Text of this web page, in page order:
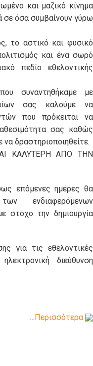
και μαζικό κίνημα
σε όσα συμβαίνουν γύρω
το αστικό και φυσικό
και ένα σωρό
πεδίο εθελοντικής
συναντηθήκαμε με
σας καλούμε να
που πρόκειται να
σας καθώς
δραστηριοποιηθείτε.
ΚΑΛΥΤΕΡΗ ΑΠΟ ΤΗΝ
επόμενες ημέρες θα
ενδιαφερόμενων
στόχο την δημιουργία
για τις εθελοντικές
διεύθυνση
…Περισσότερα